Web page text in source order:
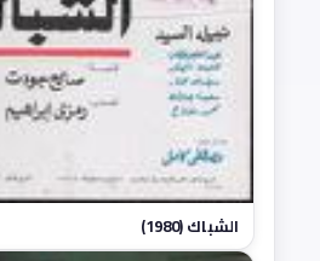
الشباك (1980)